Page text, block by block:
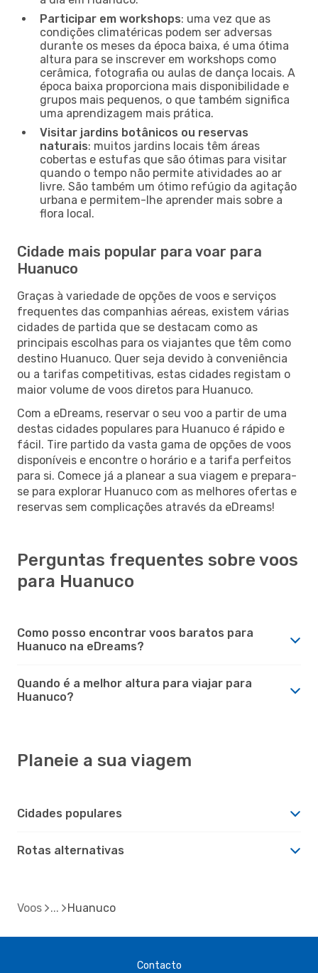
Participar em workshops: uma vez que as
condições climatéricas podem ser adversas
durante os meses da época baixa, é uma ótima
altura para se inscrever em workshops como
cerâmica, fotografia ou aulas de dança locais. A
época baixa proporciona mais disponibilidade e
grupos mais pequenos, o que também significa
uma aprendizagem mais prática.
Visitar jardins botânicos ou reservas
naturais: muitos jardins locais têm áreas
cobertas e estufas que são ótimas para visitar
quando o tempo não permite atividades ao ar
livre. São também um ótimo refúgio da agitação
urbana e permitem-lhe aprender mais sobre a
flora local.
Cidade mais popular para voar para
Huanuco
Graças à variedade de opções de voos e serviços
frequentes das companhias aéreas, existem várias
cidades de partida que se destacam como as
principais escolhas para os viajantes que têm como
destino Huanuco. Quer seja devido à conveniência
ou a tarifas competitivas, estas cidades registam o
maior volume de voos diretos para Huanuco.
Com a eDreams, reservar o seu voo a partir de uma
destas cidades populares para Huanuco é rápido e
fácil. Tire partido da vasta gama de opções de voos
disponíveis e encontre o horário e a tarifa perfeitos
para si. Comece já a planear a sua viagem e prepara-
se para explorar Huanuco com as melhores ofertas e
reservas sem complicações através da eDreams!
Perguntas frequentes sobre voos
para Huanuco
Como posso encontrar voos baratos para
Huanuco na eDreams?
Quando é a melhor altura para viajar para
Huanuco?
Planeie a sua viagem
Cidades populares
Rotas alternativas
Voos Huanuco
Contacto